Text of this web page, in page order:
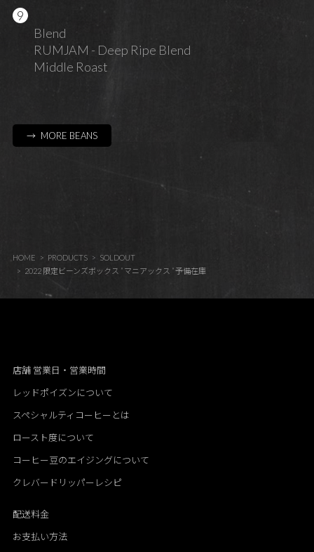
Blend
RUMJAM - Deep Ripe Blend
Middle Roast
→ MORE BEANS
HOME PRODUCTS
SOLDOUT
2022 限定ビーンズボックス ” マニアックス ” 予備在庫
店舗 営業日・営業時間
レッドポイズンについて
スペシャルティコーヒーとは
ロースト度について
コーヒー豆のエイジングについて
クレバードリッパーレシピ
配送料金
お支払い方法